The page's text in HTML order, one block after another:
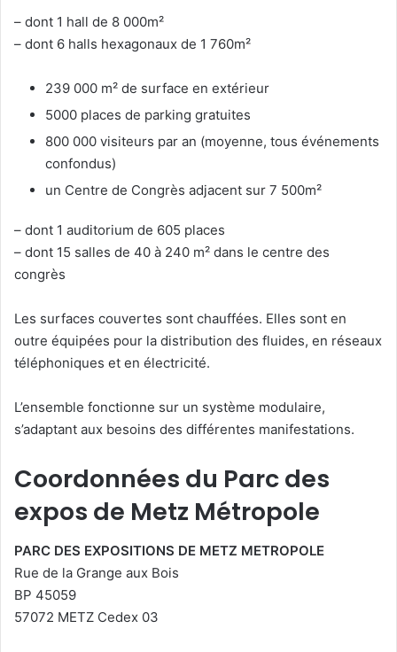
– dont 1 hall de 8 000m²
– dont 6 halls hexagonaux de 1 760m²
239 000 m² de surface en extérieur
5000 places de parking gratuites
800 000 visiteurs par an (moyenne, tous événements
confondus)
un Centre de Congrès adjacent sur 7 500m²
– dont 1 auditorium de 605 places
– dont 15 salles de 40 à 240 m² dans le centre des
congrès
Les surfaces couvertes sont chauffées. Elles sont en
outre équipées pour la distribution des fluides, en réseaux
téléphoniques et en électricité.
L’ensemble fonctionne sur un système modulaire,
s’adaptant aux besoins des différentes manifestations.
Coordonnées du Parc des
expos de Metz Métropole
PARC DES EXPOSITIONS DE METZ METROPOLE
Rue de la Grange aux Bois
BP 45059
57072 METZ Cedex 03